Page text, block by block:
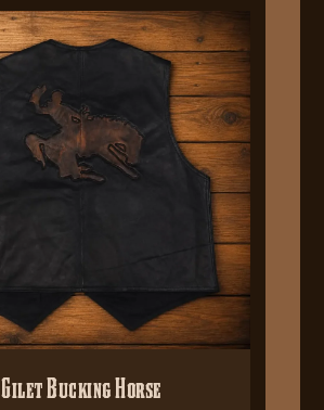
Gilet Bucking Horse